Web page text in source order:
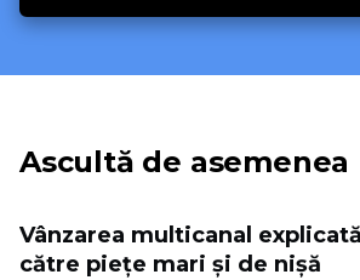
Ascultă de asemenea
Vânzarea multicanal
către piețe mari și de nișă